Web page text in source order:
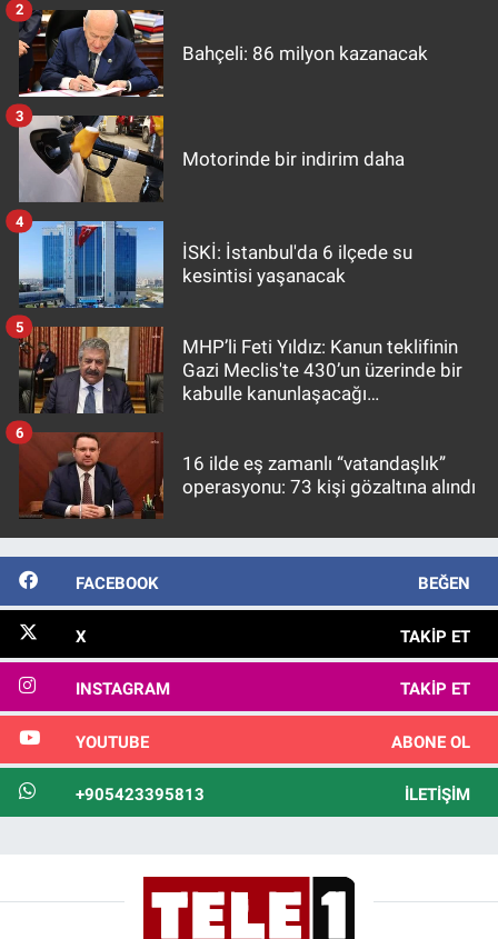
Bahçeli: 86 milyon kazanacak
2
Motorinde bir indirim daha
3
İSKİ: İstanbul'da 6 ilçede su
kesintisi yaşanacak
4
MHP’li Feti Yıldız: Kanun teklifinin
Gazi Meclis'te 430’un üzerinde bir
kabulle kanunlaşacağı
5
16 ilde eş zamanlı “vatandaşlık”
operasyonu: 73 kişi gözaltına alındı
6
FACEBOOK BEĞEN
X TAKIP ET
INSTAGRAM TAKIP ET
YOUTUBE ABONE OL
+905423395813 İLETIŞIM